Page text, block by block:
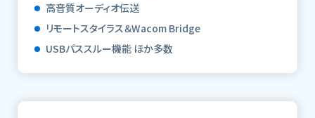
高音質オーディオ伝送
リモートスタイラス＆Wacom Bridge
USBパススルー機能 ほか多数